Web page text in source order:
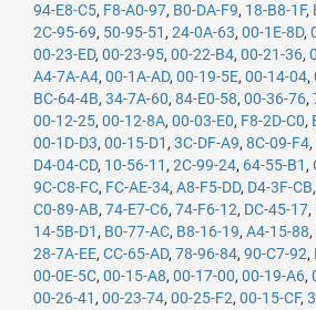
94-E8-C5, F8-A0-97, B0-DA-F9, 18-B8-1F,
2C-95-69, 50-95-51 , 24-0A-63, 00-1E-8D,
00-23-ED, 00-23-95, 00-22-B4, 00-21-36,
A4-7A-A4, 00-1A-AD, 00-19-5E, 00-14-04,
BC-64-4B, 34-7A-60, 84-E0-58, 00-36-76,
00-12-25, 00-12-8A, 00-03-E0, F8-2D-C0,
00-1D-D3, 00-15-D1 , 3C-DF-A9, 8C-09-F4,
D4-04-CD, 10-56-11 , 2C-99-24, 64-55-B1 ,
9C-C8-FC, FC-AE-34, A8-F5-DD, D4-3F-CB,
C0-89-AB, 74-E7-C6, 74-F6-12, DC-45-17,
14-5B-D1 , B0-77-AC, B8-16-19, A4-15-88,
28-7A-EE, CC-65-AD, 78-96-84, 90-C7-92,
00-0E-5C, 00-15-A8, 00-17-00, 00-19-A6,
00-26-41 , 00-23-74, 00-25-F2, 00-15-CF,